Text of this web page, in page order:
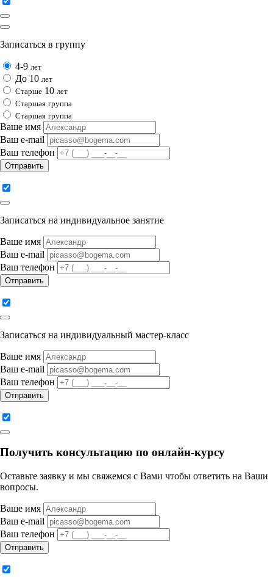
Записаться в группу
4-9 лет
До 10 лет
Cтарше 10 лет
Cтаршая группа
Cтаршая группа
Ваше имя
Ваш e-mail
Ваш телефон
Отправить
Записаться на индивидуальное занятие
Ваше имя
Ваш e-mail
Ваш телефон
Отправить
Записаться на индивидуальный мастер-класс
Ваше имя
Ваш e-mail
Ваш телефон
Отправить
Получить консультацию по онлайн-курсу
Оставьте заявку и мы свяжемся с Вами чтобы ответить на Ваши
вопросы.
Ваше имя
Ваш e-mail
Ваш телефон
Отправить